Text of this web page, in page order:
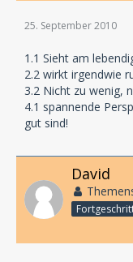
25. September 2010
1.1 Sieht am
2.2 wirkt irgendwie
3.2 Nicht zu wenig,
4.1 spannende
gut sind!
David